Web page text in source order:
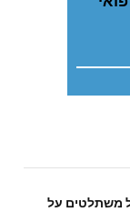
משתלטים על